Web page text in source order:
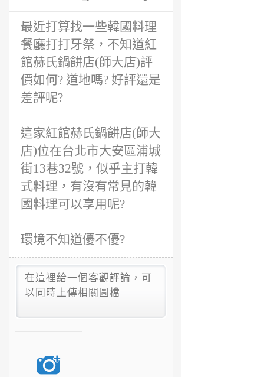
最近打算找一些韓國料理
餐廳打打牙祭，不知道紅
館赫氏鍋餅店(師大店)評
價如何? 道地嗎? 好評還是
差評呢?
這家紅館赫氏鍋餅店(師大
店)位在台北市大安區浦城
街13巷32號，似乎主打韓
式料理，有沒有常見的韓
國料理可以享用呢?
環境不知道優不優?